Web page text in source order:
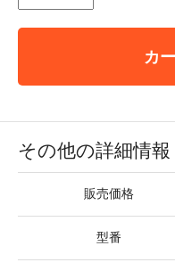
カ
その他の詳細情報
販売価格
型番